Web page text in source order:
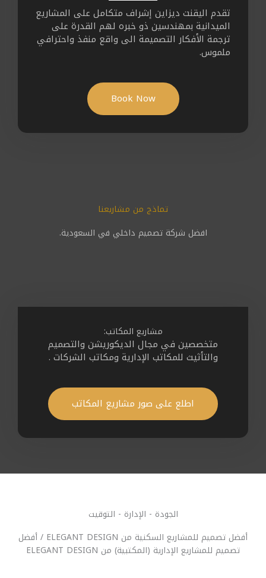
تقدم اليقنت ديزاين إشراف متكامل على المشاريع
الميدانية بمهندسين ذو خبره لهم القدرة على
ترجمة الأفكار التصميمة الى واقع منفذ واحترافي
ملموس.
Book Now
تماذج من مشاريعنا
افضل شركة تصميم داخلي في السعودية.
مشاريع المكاتب:
متخصصين في مجال الديكوريشن والتصميم
والتأثيث للمكاتب الإدارية ومكاتب الشركات .
اطلع على صور مشاريع المكاتب
الجودة - الإدارة - التوقيت
أفضل تصميم للمشاريع السكنية من ELEGANT DESIGN / أفضل
تصميم للمشاريع الإدارية (المكتبية) من ELEGANT DESIGN